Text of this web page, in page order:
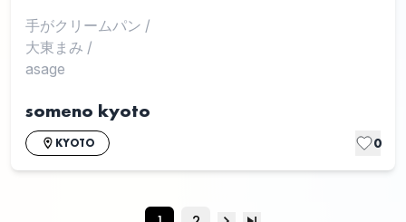
手がクリームパン /
大東まみ /
asage
someno kyoto
KYOTO 0